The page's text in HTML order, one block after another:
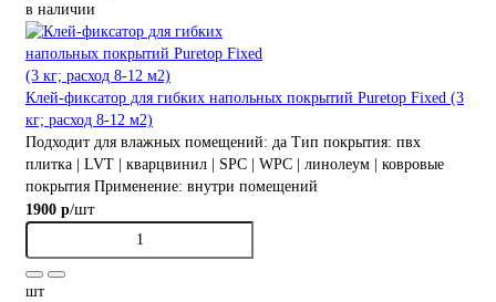
в наличии
Клей-фиксатор для гибких напольных покрытий Puretop Fixed (3
кг; расход 8-12 м2)
Подходит для влажных помещений: да Тип покрытия: пвх
плитка | LVT | кварцвинил | SPC | WPC | линолеум | ковровые
покрытия Применение: внутри помещений
1900 р/шт
шт